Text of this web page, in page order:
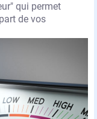
qui permet
de vos